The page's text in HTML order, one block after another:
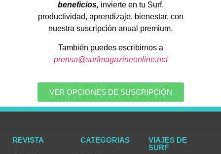
beneficios, invierte en tu Surf,
productividad, aprendizaje, bienestar, con
nuestra suscripción anual premium.
También puedes escribirnos a
prensa@surfmagazineonline.net
VER OPCIONES DE SUSCRIPCIÓN
REVISTA CATEGORIAS
VIAJES DE
SURF